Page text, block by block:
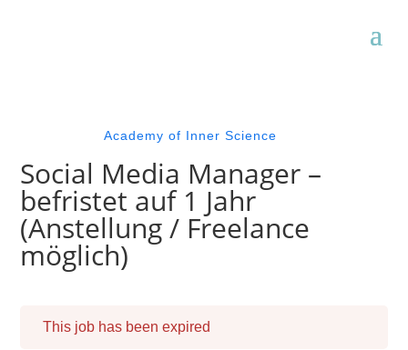
Academy of Inner Science
Social Media Manager –
befristet auf 1 Jahr
(Anstellung / Freelance
möglich)
This job has been expired